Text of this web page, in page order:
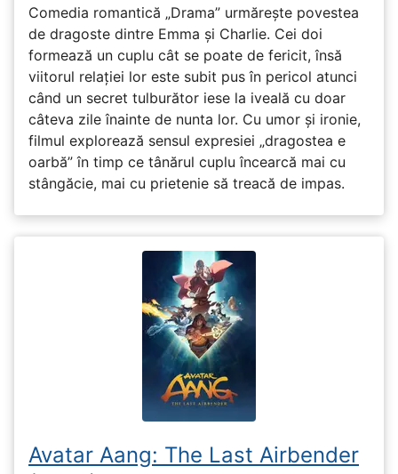
Comedia romantică „Drama” urmărește povestea
de dragoste dintre Emma și Charlie. Cei doi
formează un cuplu cât se poate de fericit, însă
viitorul relației lor este subit pus în pericol atunci
când un secret tulburător iese la iveală cu doar
câteva zile înainte de nunta lor. Cu umor și ironie,
filmul explorează sensul expresiei „dragostea e
oarbă” în timp ce tânărul cuplu încearcă mai cu
stângăcie, mai cu prietenie să treacă de impas.
Avatar Aang: The Last Airbender